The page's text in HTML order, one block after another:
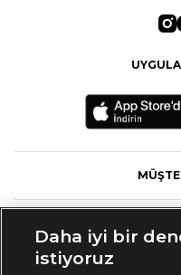
Daha iyi bir
istiyoruz